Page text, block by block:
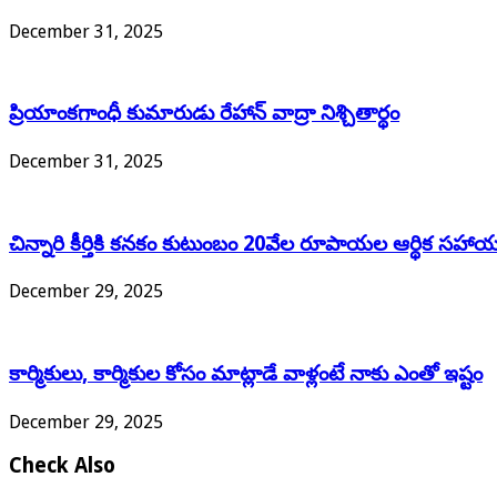
December 31, 2025
ప్రియాంకగాంధీ కుమారుడు రేహాన్ వాద్రా నిశ్చితార్థం
December 31, 2025
చిన్నారి కీర్తికి కనకం కుటుంబం 20వేల రూపాయల ఆర్థిక
December 29, 2025
కార్మికులు, కార్మికుల కోసం మాట్లాడే వాళ్లంటే నాకు ఎంతో ఇష్టం
December 29, 2025
Check Also